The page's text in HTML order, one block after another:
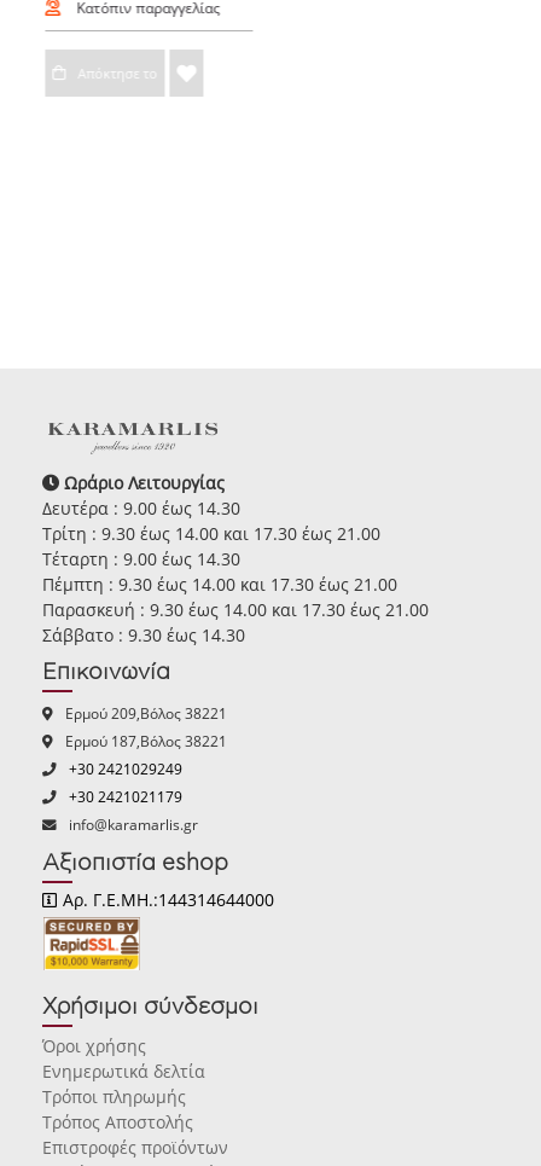
Κατόπιν παραγγελίας
Απόκτησε το
Ωράριο Λειτουργίας
Δευτέρα : 9.00 έως 14.30
Τρίτη : 9.30 έως 14.00 και 17.30 έως 21.00
Τέταρτη : 9.00 έως 14.30
Πέμπτη : 9.30 έως 14.00 και 17.30 έως 21.00
Παρασκευή : 9.30 έως 14.00 και 17.30 έως 21.00
Σάββατο : 9.30 έως 14.30
Επικοινωνία
Ερμού 209,Βόλος 38221
Ερμού 187,Βόλος 38221
+30 2421029249
+30 2421021179
info@karamarlis.gr
Αξιοπιστία eshop
Αρ. Γ.Ε.ΜΗ.:144314644000
Χρήσιμοι σύνδεσμοι
Όροι χρήσης
Ενημερωτικά δελτία
Τρόποι πληρωμής
Τρόπος Αποστολής
Επιστροφές προϊόντων